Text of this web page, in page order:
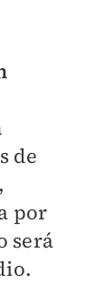
de
por
será